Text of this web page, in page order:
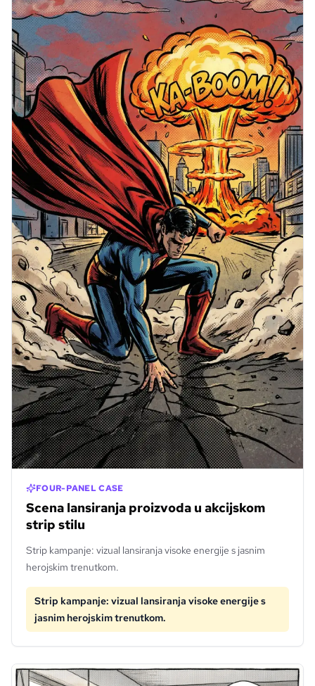
FOUR-PANEL CASE
Scena lansiranja proizvoda u akcijskom
strip stilu
Strip kampanje: vizual lansiranja visoke energije s jasnim
herojskim trenutkom.
Strip kampanje: vizual lansiranja visoke energije s
jasnim herojskim trenutkom.